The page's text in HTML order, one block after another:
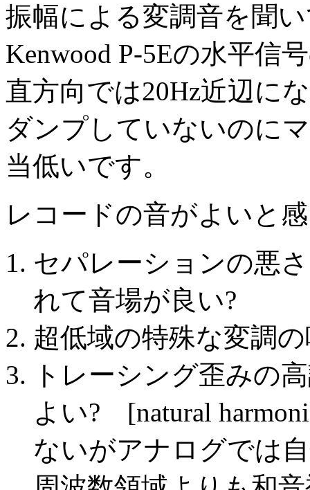
振幅による変調音を聞
Kenwood P-5Eの水平信
直方向では20Hz近辺に
ダンプしていないのに
当低いです。
レコードの音がよいと
セパレーションの悪
れて音場が良い?
超低域の特殊な変調
トレーシング歪みの
よい? [natural
ないがアナログでは